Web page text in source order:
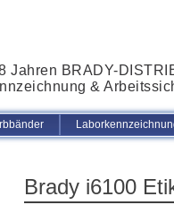
Jahren BRADY-
&
Brady i6100